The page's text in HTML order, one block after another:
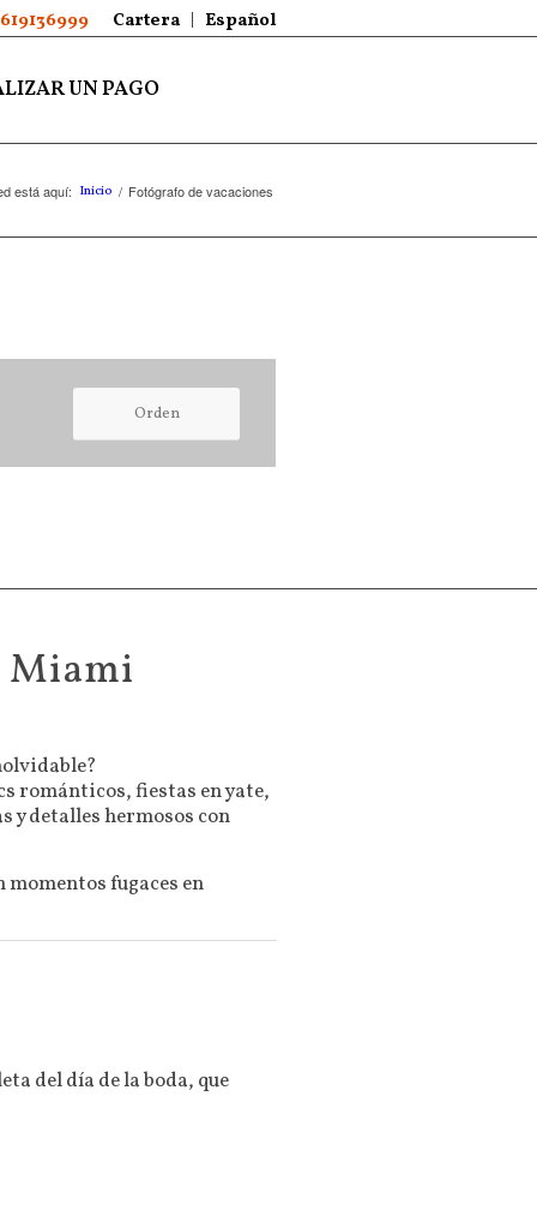
Cartera Español
UN PAGO
está aquí: Inicio / Fotógrafo de vacaciones
Orden
Miami
románticos, fiestas en yate,
y detalles hermosos con
fugaces en
del día de la boda, que